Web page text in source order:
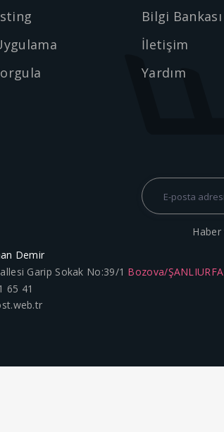
Bilgi Bankası
İletişim
Yardım
Demir
Garip Sokak No:39/1 Bozova/ŞANLIURFA
65 41